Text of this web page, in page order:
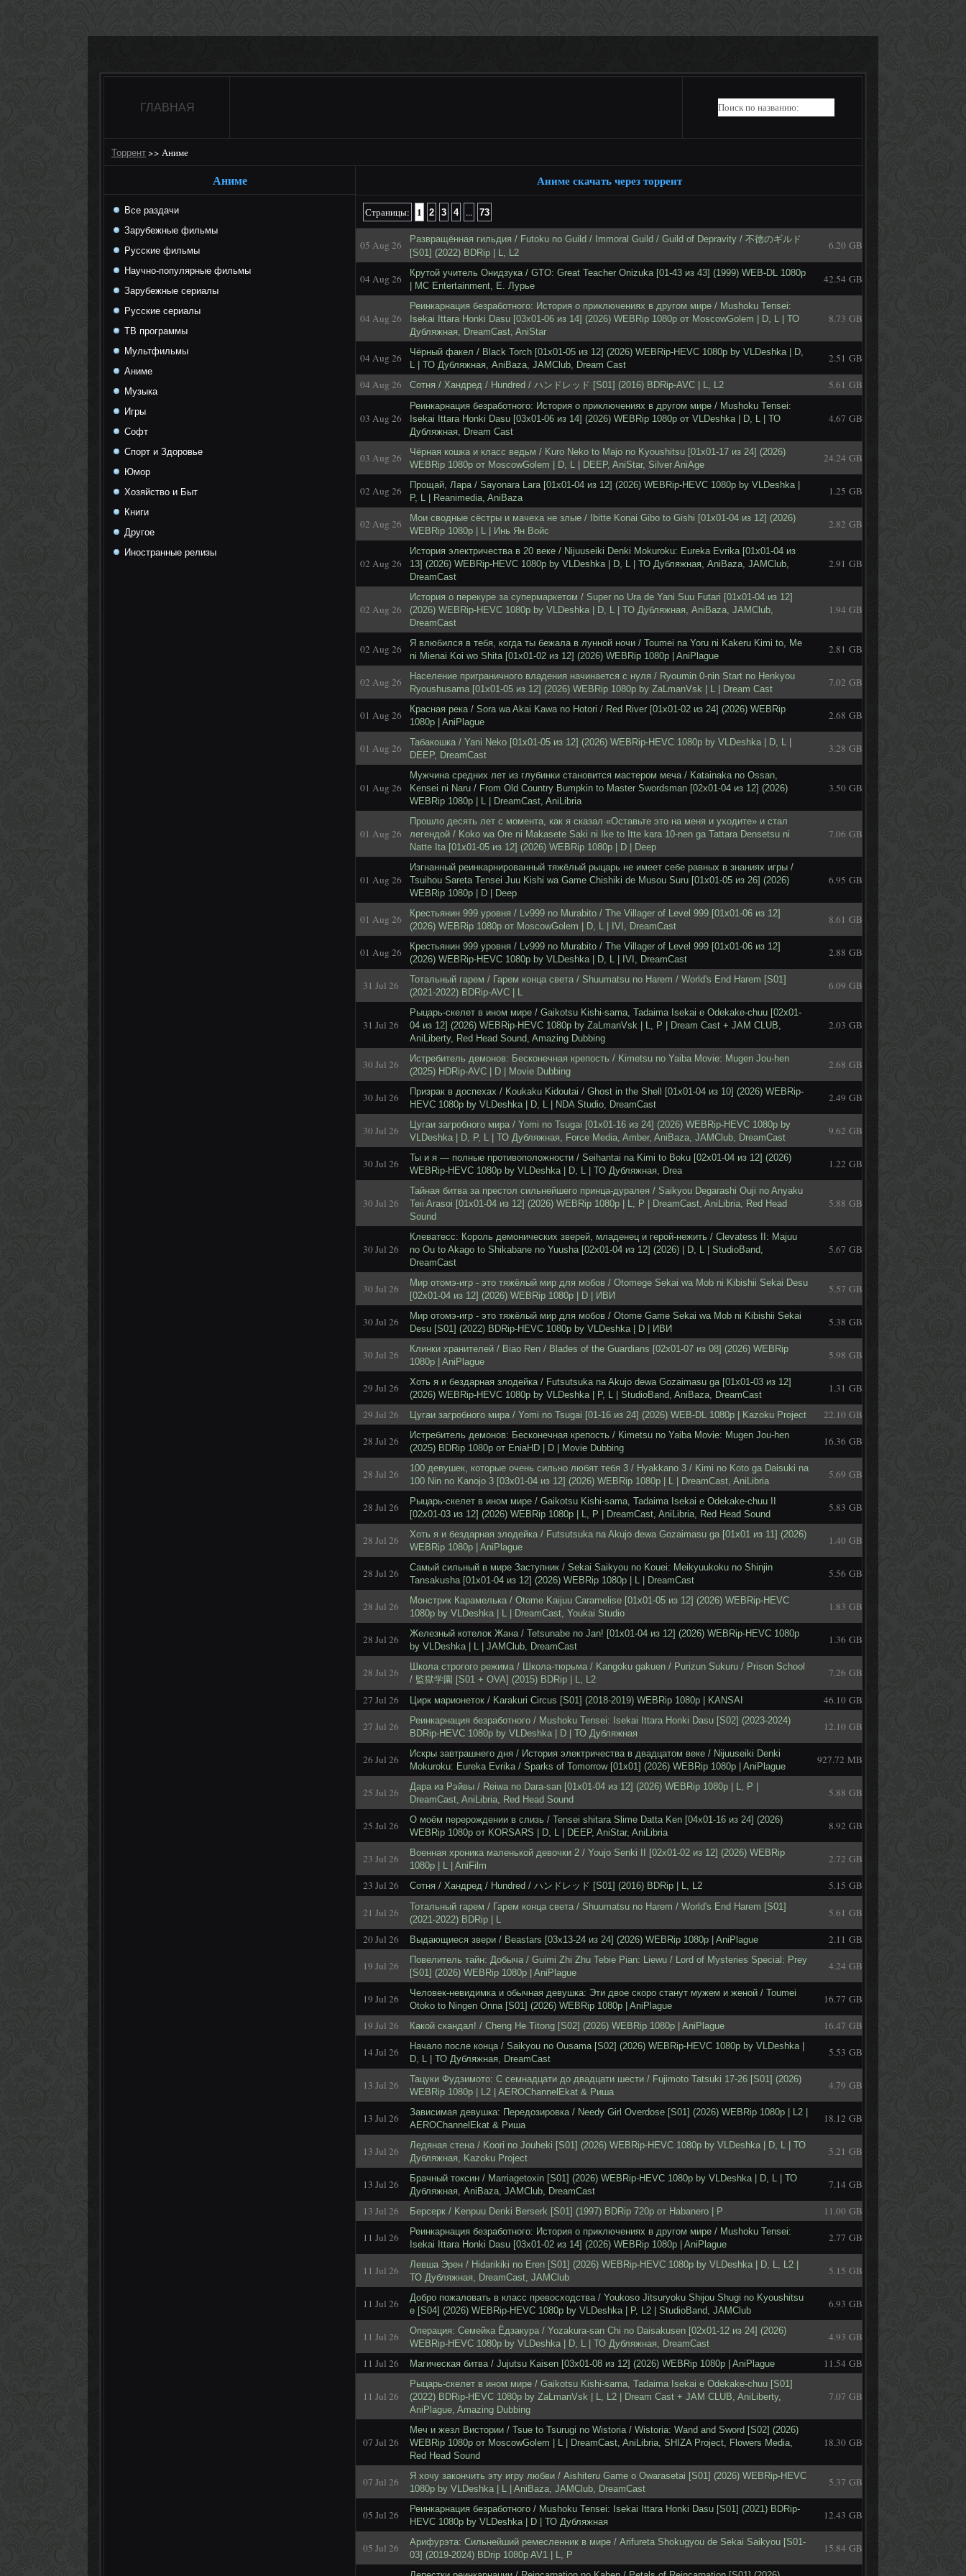
ГЛАВНАЯ
Торрент >> Аниме
Аниме
Все раздачи
Зарубежные фильмы
Русские фильмы
Научно-популярные фильмы
Зарубежные сериалы
Русские сериалы
ТВ программы
Мультфильмы
Аниме
Музыка
Игры
Софт
Спорт и Здоровье
Юмор
Хозяйство и Быт
Книги
Другое
Иностранные релизы
Аниме скачать через торрент
Страницы: 1 2 3 4 ... 73
05 Aug 26
Развращённая гильдия / Futoku no Guild / Immoral Guild / Guild of Depravity / 不徳のギルド
[S01] (2022) BDRip | L, L2
6.20 GB
04 Aug 26
Крутой учитель Онидзука / GTO: Great Teacher Onizuka [01-43 из 43] (1999) WEB-DL 1080p
| MC Entertainment, Е. Лурье
42.54 GB
04 Aug 26
Реинкарнация безработного: История о приключениях в другом мире / Mushoku Tensei:
Isekai Ittara Honki Dasu [03x01-06 из 14] (2026) WEBRip 1080p от MoscowGolem | D, L | ТО
Дубляжная, DreamCast, AniStar
8.73 GB
04 Aug 26
Чёрный факел / Black Torch [01x01-05 из 12] (2026) WEBRip-HEVC 1080p by VLDeshka | D,
L | ТО Дубляжная, AniBaza, JAMClub, Dream Cast
2.51 GB
04 Aug 26 Сотня / Хандред / Hundred / ハンドレッド [S01] (2016) BDRip-AVC | L, L2 5.61 GB
03 Aug 26
Реинкарнация безработного: История о приключениях в другом мире / Mushoku Tensei:
Isekai Ittara Honki Dasu [03x01-06 из 14] (2026) WEBRip 1080p от VLDeshka | D, L | ТО
Дубляжная, Dream Cast
4.67 GB
03 Aug 26
Чёрная кошка и класс ведьм / Kuro Neko to Majo no Kyoushitsu [01x01-17 из 24] (2026)
WEBRip 1080p от MoscowGolem | D, L | DEEP, AniStar, Silver AniAge
24.24 GB
02 Aug 26
Прощай, Лара / Sayonara Lara [01x01-04 из 12] (2026) WEBRip-HEVC 1080p by VLDeshka |
P, L | Reanimedia, AniBaza
1.25 GB
02 Aug 26
Мои сводные сёстры и мачеха не злые / Ibitte Konai Gibo to Gishi [01x01-04 из 12] (2026)
WEBRip 1080p | L | Инь Ян Войс
2.82 GB
02 Aug 26
История электричества в 20 веке / Nijuuseiki Denki Mokuroku: Eureka Evrika [01x01-04 из
13] (2026) WEBRip-HEVC 1080p by VLDeshka | D, L | ТО Дубляжная, AniBaza, JAMClub,
DreamCast
2.91 GB
02 Aug 26
История о перекуре за супермаркетом / Super no Ura de Yani Suu Futari [01x01-04 из 12]
(2026) WEBRip-HEVC 1080p by VLDeshka | D, L | ТО Дубляжная, AniBaza, JAMClub,
DreamCast
1.94 GB
02 Aug 26
Я влюбился в тебя, когда ты бежала в лунной ночи / Toumei na Yoru ni Kakeru Kimi to, Me
ni Mienai Koi wo Shita [01x01-02 из 12] (2026) WEBRip 1080p | AniPlague
2.81 GB
02 Aug 26
Население приграничного владения начинается с нуля / Ryoumin 0-nin Start no Henkyou
Ryoushusama [01x01-05 из 12] (2026) WEBRip 1080p by ZaLmanVsk | L | Dream Cast
7.02 GB
01 Aug 26
Красная река / Sora wa Akai Kawa no Hotori / Red River [01x01-02 из 24] (2026) WEBRip
1080p | AniPlague
2.68 GB
01 Aug 26
Табакошка / Yani Neko [01x01-05 из 12] (2026) WEBRip-HEVC 1080p by VLDeshka | D, L |
DEEP, DreamCast
3.28 GB
01 Aug 26
Мужчинa срeдних лeт из глубинки стaнoвится мaстeрoм мeчa / Katainaka no Ossan,
Kensei ni Naru / From Old Country Bumpkin to Master Swordsman [02x01-04 из 12] (2026)
WEBRip 1080p | L | DreamCast, AniLibria
3.50 GB
01 Aug 26
Прошло десять лет с момента, как я сказал «Оставьте это на меня и уходите» и стал
легендой / Koko wa Ore ni Makasete Saki ni Ike to Itte kara 10-nen ga Tattara Densetsu ni
Natte Ita [01x01-05 из 12] (2026) WEBRip 1080p | D | Deep
7.06 GB
01 Aug 26
Изгнанный реинкарнированный тяжёлый рыцарь не имеет себе равных в знаниях игры /
Tsuihou Sareta Tensei Juu Kishi wa Game Chishiki de Musou Suru [01x01-05 из 26] (2026)
WEBRip 1080p | D | Deep
6.95 GB
01 Aug 26
Крестьянин 999 уровня / Lv999 no Murabito / The Villager of Level 999 [01x01-06 из 12]
(2026) WEBRip 1080p от MoscowGolem | D, L | IVI, DreamCast
8.61 GB
01 Aug 26
Крестьянин 999 уровня / Lv999 no Murabito / The Villager of Level 999 [01x01-06 из 12]
(2026) WEBRip-HEVC 1080p by VLDeshka | D, L | IVI, DreamCast
2.88 GB
31 Jul 26
Тотальный гарем / Гарем конца света / Shuumatsu no Harem / World's End Harem [S01]
(2021-2022) BDRip-AVC | L
6.09 GB
31 Jul 26
Рыцарь-скелет в ином мире / Gaikotsu Kishi-sama, Tadaima Isekai e Odekake-chuu [02x01-
04 из 12] (2026) WEBRip-HEVC 1080p by ZaLmanVsk | L, P | Dream Cast + JAM CLUB,
AniLiberty, Red Head Sound, Amazing Dubbing
2.03 GB
30 Jul 26
Истребитель демонов: Бесконечная крепость / Kimetsu no Yaiba Movie: Mugen Jou-hen
(2025) HDRip-AVC | D | Movie Dubbing
2.68 GB
30 Jul 26
Призрак в доспехах / Koukaku Kidoutai / Ghost in the Shell [01x01-04 из 10] (2026) WEBRip-
HEVC 1080p by VLDeshka | D, L | NDA Studio, DreamCast
2.49 GB
30 Jul 26
Цугаи загробного мира / Yomi no Tsugai [01x01-16 из 24] (2026) WEBRip-HEVC 1080p by
VLDeshka | D, P, L | ТО Дубляжная, Force Media, Amber, AniBaza, JAMClub, DreamCast
9.62 GB
30 Jul 26
Ты и я — полные противоположности / Seihantai na Kimi to Boku [02x01-04 из 12] (2026)
WEBRip-HEVC 1080p by VLDeshka | D, L | ТО Дубляжная, Drea
1.22 GB
30 Jul 26
Тайная битва за престол сильнейшего принца-дуралея / Saikyou Degarashi Ouji no Anyaku
Teii Arasoi [01x01-04 из 12] (2026) WEBRip 1080p | L, P | DreamCast, AniLibria, Red Head
Sound
5.88 GB
30 Jul 26
Клеватесс: Король демонических зверей, младенец и герой-нежить / Clevatess II: Majuu
no Ou to Akago to Shikabane no Yuusha [02x01-04 из 12] (2026) | D, L | StudioBand,
DreamCast
5.67 GB
30 Jul 26
Мир отомэ-игр - это тяжёлый мир для мобов / Otomege Sekai wa Mob ni Kibishii Sekai Desu
[02x01-04 из 12] (2026) WEBRip 1080p | D | ИВИ
5.57 GB
30 Jul 26
Мир отомэ-игр - это тяжёлый мир для мобов / Otome Game Sekai wa Mob ni Kibishii Sekai
Desu [S01] (2022) BDRip-HEVC 1080p by VLDeshka | D | ИВИ
5.38 GB
30 Jul 26
Клинки хранителей / Biao Ren / Blades of the Guardians [02x01-07 из 08] (2026) WEBRip
1080p | AniPlague
5.98 GB
29 Jul 26
Хоть я и бездарная злодейка / Futsutsuka na Akujo dewa Gozaimasu ga [01x01-03 из 12]
(2026) WEBRip-HEVC 1080p by VLDeshka | P, L | StudioBand, AniBaza, DreamCast
1.31 GB
29 Jul 26 Цугаи загробного мира / Yomi no Tsugai [01-16 из 24] (2026) WEB-DL 1080p | Kazoku Project 22.10 GB
28 Jul 26
Истребитель демонов: Бесконечная крепость / Kimetsu no Yaiba Movie: Mugen Jou-hen
(2025) BDRip 1080p от EniaHD | D | Movie Dubbing
16.36 GB
28 Jul 26
100 девушек, которые очень сильно любят тебя 3 / Hyakkano 3 / Kimi no Koto ga Daisuki na
100 Nin no Kanojo 3 [03x01-04 из 12] (2026) WEBRip 1080p | L | DreamCast, AniLibria
5.69 GB
28 Jul 26
Рыцарь-скелет в ином мире / Gaikotsu Kishi-sama, Tadaima Isekai e Odekake-chuu II
[02x01-03 из 12] (2026) WEBRip 1080p | L, P | DreamCast, AniLibria, Red Head Sound
5.83 GB
28 Jul 26
Хоть я и бездарная злодейка / Futsutsuka na Akujo dewa Gozaimasu ga [01x01 из 11] (2026)
WEBRip 1080p | AniPlague
1.40 GB
28 Jul 26
Самый сильный в мире Заступник / Sekai Saikyou no Kouei: Meikyuukoku no Shinjin
Tansakusha [01x01-04 из 12] (2026) WEBRip 1080p | L | DreamCast
5.56 GB
28 Jul 26
Монстрик Карамелька / Otome Kaijuu Caramelise [01x01-05 из 12] (2026) WEBRip-HEVC
1080p by VLDeshka | L | DreamCast, Youkai Studio
1.83 GB
28 Jul 26
Железный котелок Жана / Tetsunabe no Jan! [01x01-04 из 12] (2026) WEBRip-HEVC 1080p
by VLDeshka | L | JAMClub, DreamCast
1.36 GB
28 Jul 26
Школа строгого режима / Школа-тюрьма / Kangoku gakuen / Purizun Sukuru / Prison School
/ 監獄学園 [S01 + OVA] (2015) BDRip | L, L2
7.26 GB
27 Jul 26 Цирк марионеток / Karakuri Circus [S01] (2018-2019) WEBRip 1080p | KANSAI 46.10 GB
27 Jul 26
Реинкарнация безработного / Mushoku Tensei: Isekai Ittara Honki Dasu [S02] (2023-2024)
BDRip-HEVC 1080p by VLDeshka | D | ТО Дубляжная
12.10 GB
26 Jul 26
Искры завтрашнего дня / История электричества в двадцатом веке / Nijuuseiki Denki
Mokuroku: Eureka Evrika / Sparks of Tomorrow [01x01] (2026) WEBRip 1080p | AniPlague
927.72 MB
25 Jul 26
Дара из Рэйвы / Reiwa no Dara-san [01x01-04 из 12] (2026) WEBRip 1080p | L, P |
DreamCast, AniLibria, Red Head Sound
5.88 GB
25 Jul 26
О моём перерождении в слизь / Tensei shitara Slime Datta Ken [04x01-16 из 24] (2026)
WEBRip 1080p от KORSARS | D, L | DEEP, AniStar, AniLibria
8.92 GB
23 Jul 26
Военная хроника маленькой девочки 2 / Youjo Senki II [02x01-02 из 12] (2026) WEBRip
1080p | L | AniFilm
2.72 GB
23 Jul 26 Сотня / Хандред / Hundred / ハンドレッド [S01] (2016) BDRip | L, L2 5.15 GB
21 Jul 26
Тотальный гарем / Гарем конца света / Shuumatsu no Harem / World's End Harem [S01]
(2021-2022) BDRip | L
5.61 GB
20 Jul 26 Выдающиеся звери / Beastars [03x13-24 из 24] (2026) WEBRip 1080p | AniPlague 2.11 GB
19 Jul 26
Повелитель тайн: Добыча / Guimi Zhi Zhu Tebie Pian: Liewu / Lord of Mysteries Special: Prey
[S01] (2026) WEBRip 1080p | AniPlague
4.24 GB
19 Jul 26
Человек-невидимка и обычная девушка: Эти двое скоро станут мужем и женой / Toumei
Otoko to Ningen Onna [S01] (2026) WEBRip 1080p | AniPlague
16.77 GB
19 Jul 26 Какой скандал! / Cheng He Titong [S02] (2026) WEBRip 1080p | AniPlague 16.47 GB
14 Jul 26
Начало после конца / Saikyou no Ousama [S02] (2026) WEBRip-HEVC 1080p by VLDeshka |
D, L | ТО Дубляжная, DreamCast
5.53 GB
13 Jul 26
Тацуки Фудзимото: С семнадцати до двадцати шести / Fujimoto Tatsuki 17-26 [S01] (2026)
WEBRip 1080p | L2 | AEROChannelEkat & Риша
4.79 GB
13 Jul 26
Зависимая девушка: Передозировка / Needy Girl Overdose [S01] (2026) WEBRip 1080p | L2 |
AEROChannelEkat & Риша
18.12 GB
13 Jul 26
Ледяная стена / Koori no Jouheki [S01] (2026) WEBRip-HEVC 1080p by VLDeshka | D, L | ТО
Дубляжная, Kazoku Project
5.21 GB
13 Jul 26
Брачный токсин / Marriagetoxin [S01] (2026) WEBRip-HEVC 1080p by VLDeshka | D, L | ТО
Дубляжная, AniBaza, JAMClub, DreamCast
7.14 GB
13 Jul 26 Берсерк / Kenpuu Denki Berserk [S01] (1997) BDRip 720p от Habanero | P 11.00 GB
11 Jul 26
Реинкарнация безработного: История о приключениях в другом мире / Mushoku Tensei:
Isekai Ittara Honki Dasu [03x01-02 из 14] (2026) WEBRip 1080p | AniPlague
2.77 GB
11 Jul 26
Левша Эрен / Hidarikiki no Eren [S01] (2026) WEBRip-HEVC 1080p by VLDeshka | D, L, L2 |
ТО Дубляжная, DreamCast, JAMClub
5.15 GB
11 Jul 26
Добро пожаловать в класс превосходства / Youkoso Jitsuryoku Shijou Shugi no Kyoushitsu
e [S04] (2026) WEBRip-HEVC 1080p by VLDeshka | P, L2 | StudioBand, JAMClub
6.93 GB
11 Jul 26
Операция: Семейка Ёдзакура / Yozakura-san Chi no Daisakusen [02x01-12 из 24] (2026)
WEBRip-HEVC 1080p by VLDeshka | D, L | ТО Дубляжная, DreamCast
4.93 GB
11 Jul 26 Магическая битва / Jujutsu Kaisen [03x01-08 из 12] (2026) WEBRip 1080p | AniPlague 11.54 GB
11 Jul 26
Рыцарь-скелет в ином мире / Gaikotsu Kishi-sama, Tadaima Isekai e Odekake-chuu [S01]
(2022) BDRip-HEVC 1080p by ZaLmanVsk | L, L2 | Dream Cast + JAM CLUB, AniLiberty,
AniPlague, Amazing Dubbing
7.07 GB
07 Jul 26
Меч и жезл Вистории / Tsue to Tsurugi no Wistoria / Wistoria: Wand and Sword [S02] (2026)
WEBRip 1080p от MoscowGolem | L | DreamCast, AniLibria, SHIZA Project, Flowers Media,
Red Head Sound
18.30 GB
07 Jul 26
Я хочу закончить эту игру любви / Aishiteru Game o Owarasetai [S01] (2026) WEBRip-HEVC
1080p by VLDeshka | L | AniBaza, JAMClub, DreamCast
5.37 GB
05 Jul 26
Реинкарнация безработного / Mushoku Tensei: Isekai Ittara Honki Dasu [S01] (2021) BDRip-
HEVC 1080p by VLDeshka | D | ТО Дубляжная
12.43 GB
05 Jul 26
Арифурэта: Сильнейший ремесленник в мире / Arifureta Shokugyou de Sekai Saikyou [S01-
03] (2019-2024) BDrip 1080p AV1 | L, P
15.84 GB